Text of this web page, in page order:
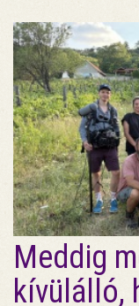
Meddig
kívülálló,